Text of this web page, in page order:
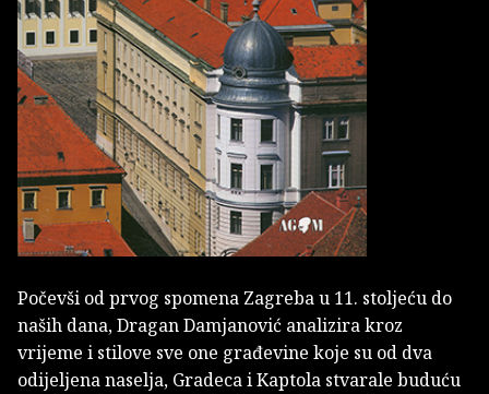
Počevši od prvog spomena Zagreba u 11. stoljeću do
naših dana, Dragan Damjanović analizira kroz
vrijeme i stilove sve one građevine koje su od dva
odijeljena naselja, Gradeca i Kaptola stvarale buduću